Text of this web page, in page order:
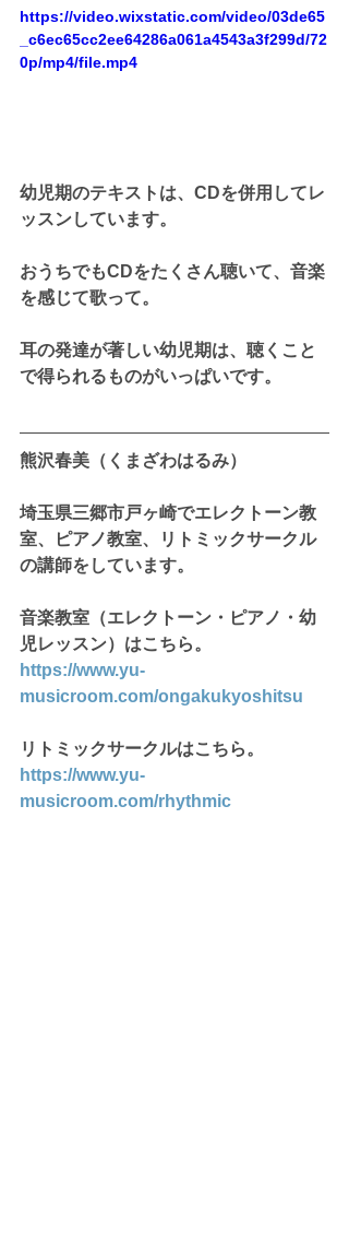
https://video.wixstatic.com/video/03de65
_c6ec65cc2ee64286a061a4543a3f299d/72
0p/mp4/file.mp4
幼児期のテキストは、CDを併用してレ
ッスンしています。
おうちでもCDをたくさん聴いて、音楽
を感じて歌って。
耳の発達が著しい幼児期は、聴くこと
で得られるものがいっぱいです。
熊沢春美（くまざわはるみ）
埼玉県三郷市戸ヶ崎でエレクトーン教
室、ピアノ教室、リトミックサークル
の講師をしています。
音楽教室（エレクトーン・ピアノ・幼
児レッスン）はこちら。
https://www.yu-
musicroom.com/ongakukyoshitsu
リトミックサークルはこちら。
https://www.yu-
musicroom.com/rhythmic